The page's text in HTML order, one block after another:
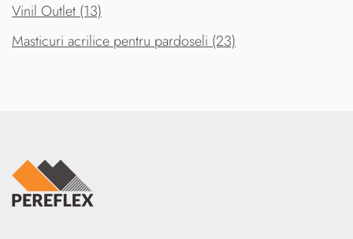
Vinil Outlet (13)
Masticuri acrilice pentru pardoseli (23)